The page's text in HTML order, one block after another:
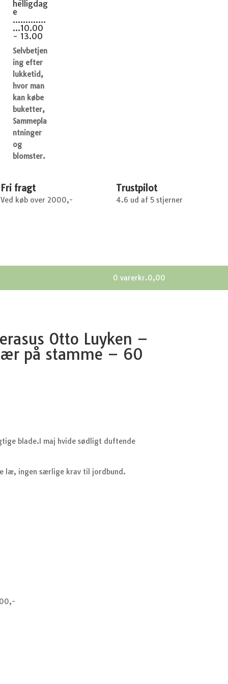
helligdag
e
.............
...10.00
- 13.00
Selvbetjen
ing efter
lukketid,
hvor man
kan købe
buketter,
Sammepla
ntninger
og
blomster.
Fri fragt
Ved køb over 2000,-
Trustpilot
4.6 ud af 5 stjerner
0 varerkr.0,00
Otto Luyken –
på stamme – 60
blade.I maj hvide sødligt duftende
læ, ingen særlige krav til jordbund.